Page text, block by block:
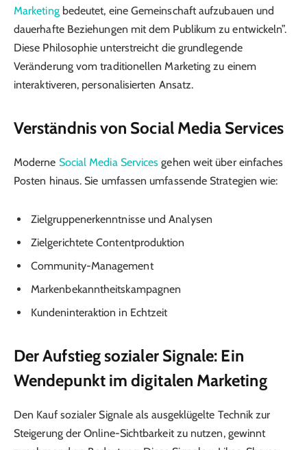
Marketingbedeutet, eine Gemeinschaft aufzubauen und
dauerhafte Beziehungen mit dem Publikum zu entwickeln”.
Diese Philosophie unterstreicht die grundlegende
Veränderung vom traditionellen Marketing zu einem
interaktiveren, personalisierten Ansatz.
Verständnis von Social Media Services
Moderne Social Media Services gehen weit über einfaches
Posten hinaus. Sie umfassen umfassende Strategien wie:
Zielgruppenerkenntnisse und Analysen
Zielgerichtete Contentproduktion
Community-Management
Markenbekanntheitskampagnen
Kundeninteraktion in Echtzeit
Der Aufstieg sozialer Signale: Ein
Wendepunkt im digitalen Marketing
Den Kauf sozialer Signale als ausgeklügelte Technik zur
Steigerung der Online-Sichtbarkeit zu nutzen, gewinnt